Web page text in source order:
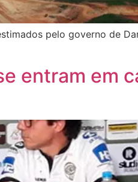
pelo governo de
entram em